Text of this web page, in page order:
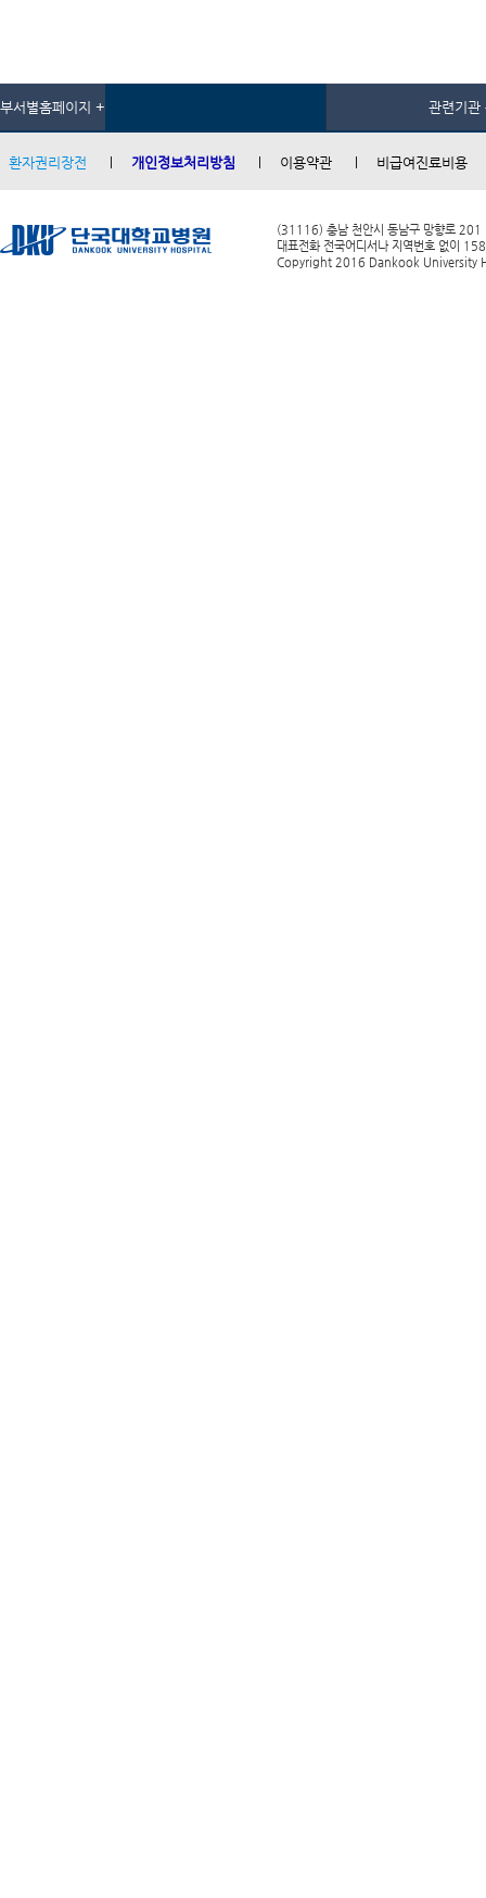
부서별홈페이지 + 관련기관
환자권리장전 개인정보처리방침 이용약관 비급여진료비용
(31116) 충남 천안시 동남구 망향로 201
대표전화 전국어디서나 지역번호 없이
Copyright 2016 Dankook University